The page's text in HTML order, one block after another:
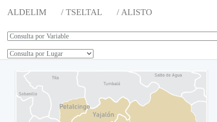
ALDELIM / TSELTAL / ALISTO